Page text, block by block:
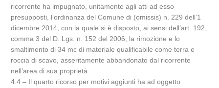
ricorrente ha impugnato, unitamente agli atti ad esso
presupposti, l’ordinanza del Comune di (omissis) n. 229 dell’1
dicembre 2014, con la quale si è disposto, ai sensi dell’art. 192,
comma 3 del D. Lgs. n. 152 del 2006, la rimozione e lo
smaltimento di 34 mc di materiale qualificabile come terra e
roccia di scavo, asseritamente abbandonato dal ricorrente
nell’area di sua proprietà .
4.4 – Il quarto ricorso per motivi aggiunti ha ad oggetto